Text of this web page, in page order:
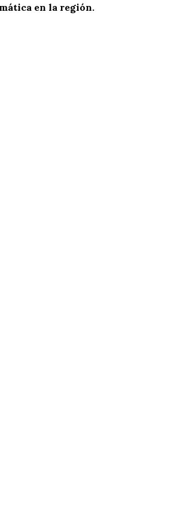
en la región.